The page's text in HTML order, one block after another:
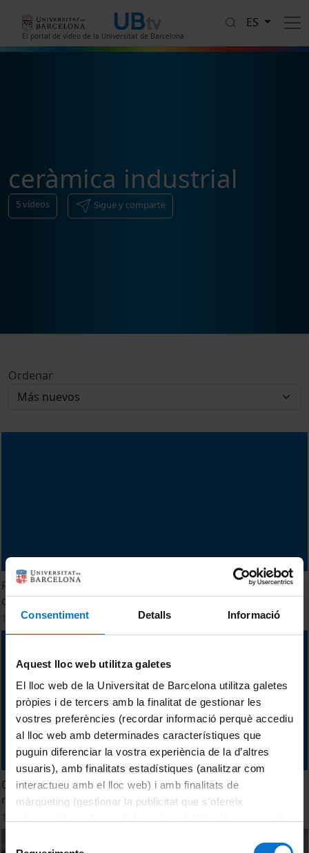
Consentiment Detalls Informació
Aquest lloc web utilitza galetes
El lloc web de la Universitat de Barcelona utilitza galetes
pròpies i de tercers amb la finalitat de gestionar les
vostres preferències (recordar informació perquè accediu
al lloc web amb determinades característiques que
puguin diferenciar la vostra experiència de la d’altres
usuaris), amb finalitats estadístiques (analitzar com
interactueu amb el lloc web) i amb finalitats de
màrqueting (gestionar la publicitat que s’ofereix
El portal de vídeo de la Universitat de Barcelona
ES
ceràmica industrial
5vídeos Sigue y comparte
Ordenar
Revalorització de subproductes industrials i naturals en el
camp de la construcció
18 Junio, 2013
Obtenció i caracterització de materials amb gra
nanomètric i ultrafí